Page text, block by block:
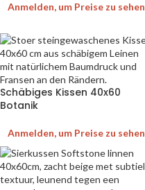
Anmelden, um Preise zu sehen
Schäbiges Kissen 40x60
Botanik
Anmelden, um Preise zu sehen